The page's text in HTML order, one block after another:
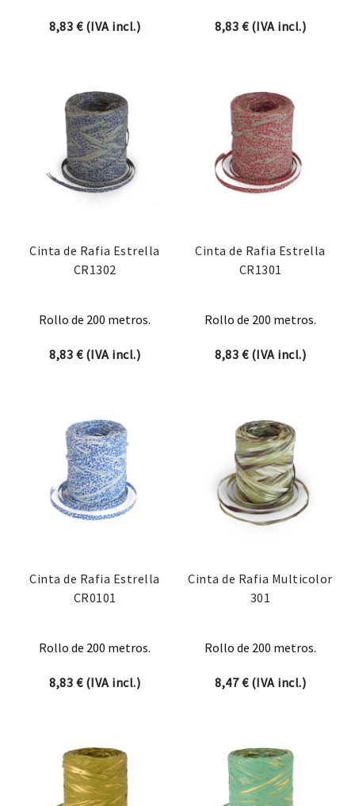
8,83 €(IVA incl.) 8,83 €(IVA incl.)
Cinta de Rafia Estrella
CR1302
Rollo de 200 metros.
8,83 €(IVA incl.)
Cinta de Rafia Estrella
CR1301
Rollo de 200 metros.
8,83 €(IVA incl.)
Cinta de Rafia Estrella
CR0101
Rollo de 200 metros.
8,83 €(IVA incl.)
Cinta de Rafia Multicolor
301
Rollo de 200 metros.
8,47€(IVA incl.)